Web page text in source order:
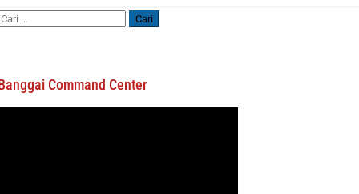
Command Center